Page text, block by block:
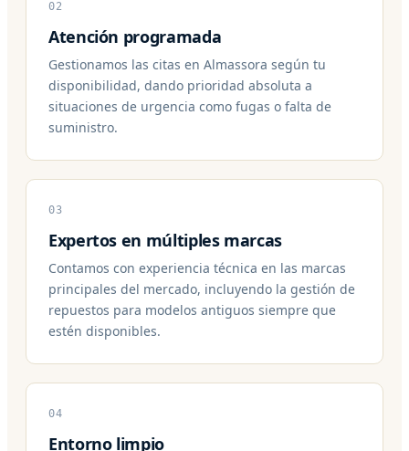
02
Atención programada
Gestionamos las citas en Almassora según tu
disponibilidad, dando prioridad absoluta a
situaciones de urgencia como fugas o falta de
suministro.
03
Expertos en múltiples marcas
Contamos con experiencia técnica en las marcas
principales del mercado, incluyendo la gestión de
repuestos para modelos antiguos siempre que
estén disponibles.
04
Entorno limpio